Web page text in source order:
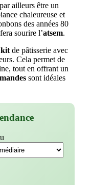
ailleurs être un
chaleureuse et
des années 80
sourire l’atsem.
kit de pâtisserie avec
Cela permet de
tout en offrant un
sont idéales